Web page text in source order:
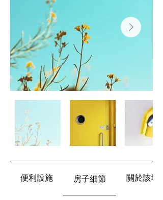
便利設施 房子細節 關於該地區